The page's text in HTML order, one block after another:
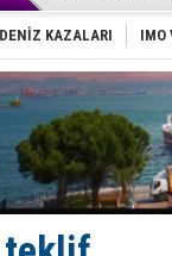
Taksi
TÜRKLİM
SOCAR da
D-Marin,
Van’da
DENİZ KAZALARI IMO